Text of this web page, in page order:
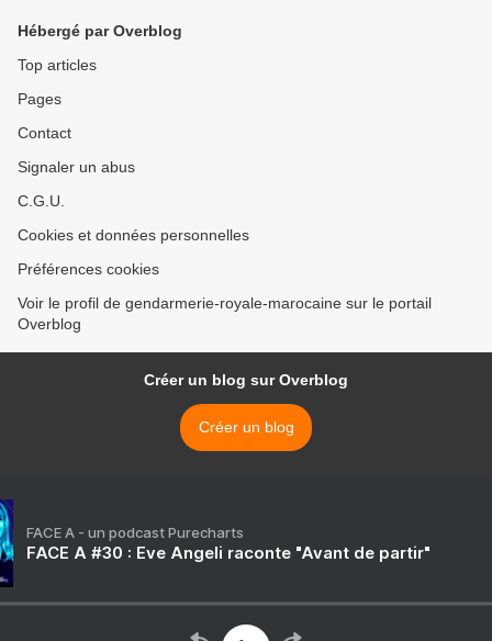
Hébergé par Overblog
Top articles
Pages
Contact
Signaler un abus
C.G.U.
Cookies et données personnelles
Préférences cookies
Voir le profil de gendarmerie-royale-marocaine sur le portail
Overblog
Créer un blog sur Overblog
Créer un blog
FACE A - un podcast Purecharts
FACE A #30 : Eve Angeli raconte "Avant de partir"